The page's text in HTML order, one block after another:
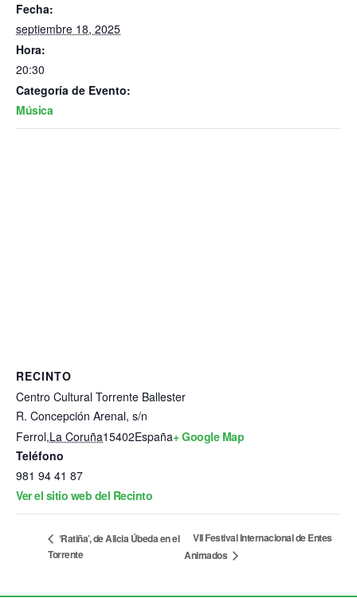
Fecha:
septiembre 18, 2025
Hora:
20:30
Categoría de Evento:
Música
RECINTO
Centro Cultural Torrente Ballester
R. Concepción Arenal, s/n
Ferrol,La Coruña15402España+ Google Map
Teléfono
981 94 41 87
Ver el sitio web del Recinto
‘Ratiña’, de Alicia Úbeda en el
Torrente
VII Festival Internacional de Entes
Animados